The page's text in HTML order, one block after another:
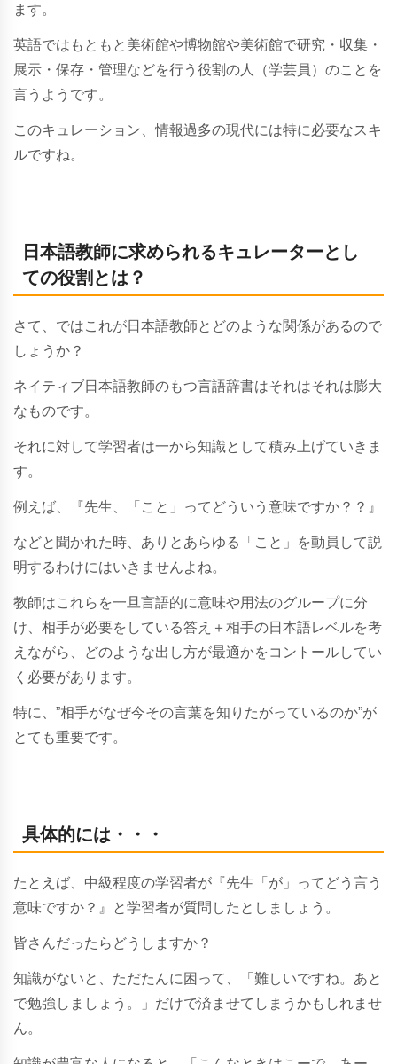
ます。
英語ではもともと美術館や博物館や美術館で研究・収集・
展示・保存・管理などを行う役割の人（学芸員）のことを
言うようです。
このキュレーション、情報過多の現代には特に必要なスキ
ルですね。
日本語教師に求められるキュレーターとし
ての役割とは？
さて、ではこれが日本語教師とどのような関係があるので
しょうか？
ネイティブ日本語教師のもつ言語辞書はそれはそれは膨大
なものです。
それに対して学習者は一から知識として積み上げていきま
す。
例えば、『先生、「こと」ってどういう意味ですか？？』
などと聞かれた時、ありとあらゆる「こと」を動員して説
明するわけにはいきませんよね。
教師はこれらを一旦言語的に意味や用法のグループに分
け、相手が必要をしている答え＋相手の日本語レベルを考
えながら、どのような出し方が最適かをコントールしてい
く必要があります。
特に、 ”相手がなぜ今その言葉を知りたがっているのか”が
とても重要です。
具体的には・・・
たとえば、中級程度の学習者が『先生「が」ってどう言う
意味ですか？』と学習者が質問したとしましょう。
皆さんだったらどうしますか？
知識がないと、ただたんに困って、「難しいですね。あと
で勉強しましょう。」だけで済ませてしまうかもしれませ
ん。